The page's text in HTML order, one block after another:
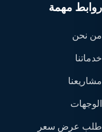
روابط مهمة
من نحن
خدماتنا
مشاريعنا
الوجهات
طلب عرض سعر